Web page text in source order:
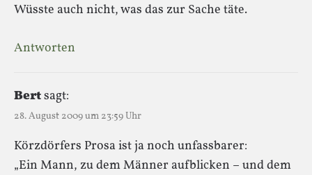
Wüsste auch nicht, was das zur Sache täte.
Antworten
Bertsagt:
28. August 2009 um 23:59 Uhr
Körzdörfers Prosa ist ja noch unfassbarer:
„Ein Mann, zu dem Männer aufblicken – und dem